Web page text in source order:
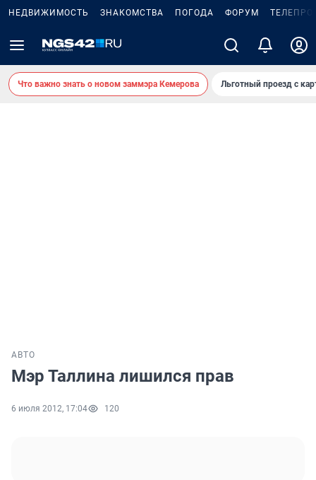
НЕДВИЖИМОСТЬ ЗНАКОМСТВА ПОГОДА ФОРУМ
Что важно знать о новом заммэра Кемерова Льготный проезд с
АВТО
Мэр Таллина лишился прав
6 июля 2012, 17:04 120